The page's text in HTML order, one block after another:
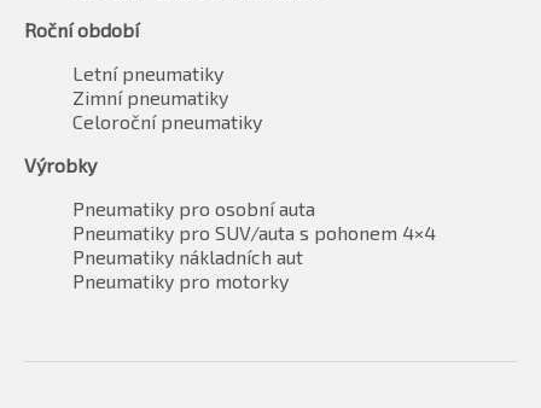
Roční období
Letní pneumatiky
Zimní pneumatiky
Celoroční pneumatiky
Výrobky
Pneumatiky pro osobní auta
Pneumatiky pro SUV/auta s pohonem 4×4
Pneumatiky nákladních aut
Pneumatiky pro motorky